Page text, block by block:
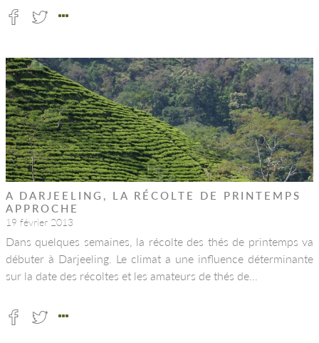
A DARJEELING, LA RÉCOLTE DE PRINTEMPS
APPROCHE
19 février 2013
Dans quelques semaines, la récolte des thés de printemps va
débuter à Darjeeling. Le climat a une influence déterminante
sur la date des récoltes et les amateurs de thés de…